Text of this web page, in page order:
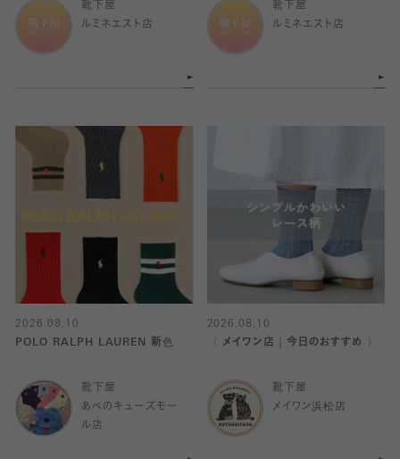
靴下屋
ルミネエスト店
靴下屋
ルミネエスト店
2026.08.10
POLO RALPH LAUREN 新色
靴下屋
あべのキューズモー
ル店
2026.08.10
〈 メイワン店｜今日のおすすめ 〉
靴下屋
メイワン浜松店